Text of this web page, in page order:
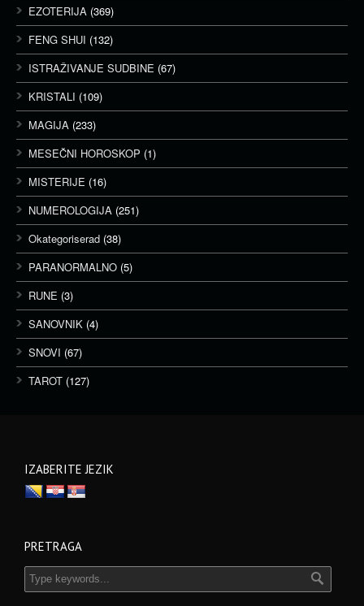
EZOTERIJA (369)
FENG SHUI (132)
ISTRAŽIVANJE SUDBINE (67)
KRISTALI (109)
MAGIJA (233)
MESEČNI HOROSKOP (1)
MISTERIJE (16)
NUMEROLOGIJA (251)
Okategoriserad (38)
PARANORMALNO (5)
RUNE (3)
SANOVNIK (4)
SNOVI (67)
TAROT (127)
IZABERITE JEZIK
PRETRAGA